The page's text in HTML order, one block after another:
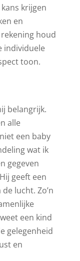
krijgen
en
houd
individuele
toon.
belangrijk.
alle
een baby
wat ik
gegeven
geeft een
lucht. Zo’n
een kind
gelegenheid
en